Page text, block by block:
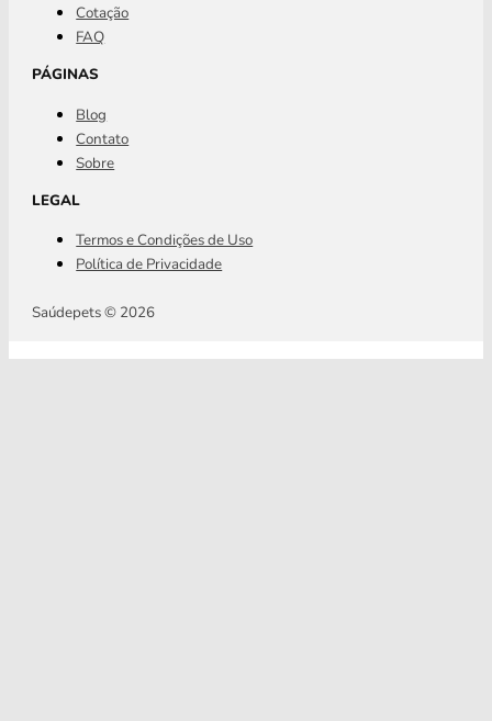
Cotação
FAQ
PÁGINAS
Blog
Contato
Sobre
LEGAL
Termos e Condições de Uso
Política de Privacidade
Saúdepets © 2026